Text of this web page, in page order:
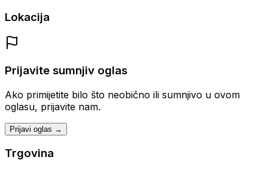
Lokacija
Prijavite sumnjiv oglas
Ako primijetite bilo što neobično ili sumnjivo u ovom
oglasu, prijavite nam.
Prijavi oglas →
Trgovina